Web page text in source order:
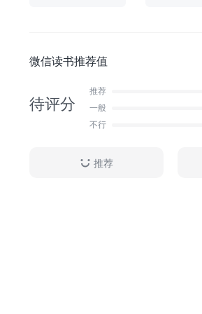
微信读书推荐值
待评分
推荐
一般
不行
推荐